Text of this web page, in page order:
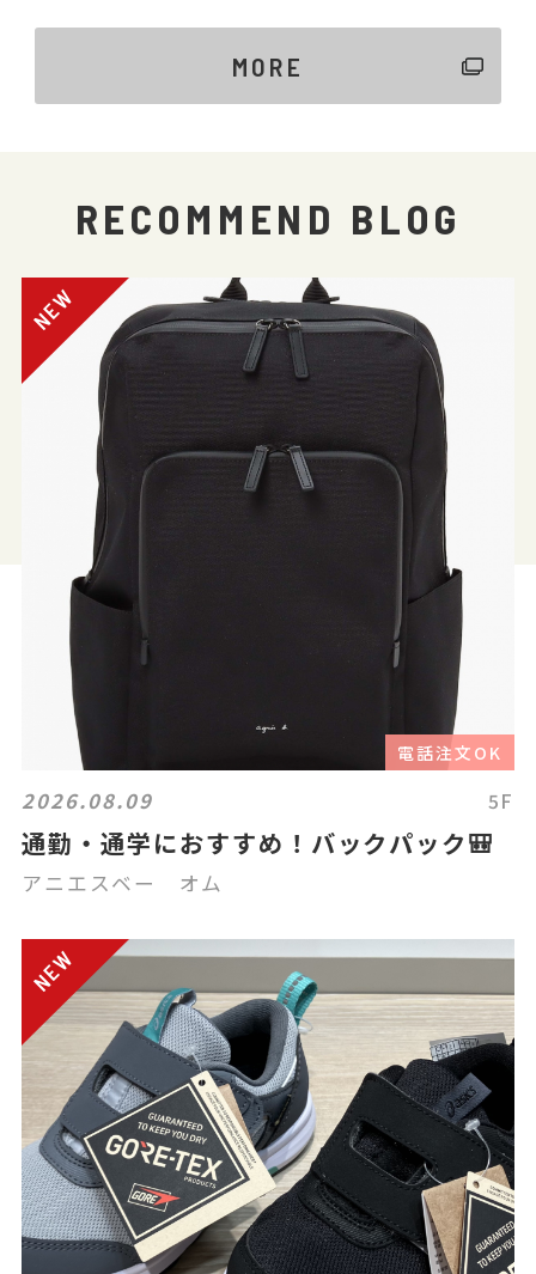
MORE
RECOMMEND BLOG
電話注文OK
2026.08.09 5F
通勤・通学におすすめ！バックパック🎒
アニエスベー オム